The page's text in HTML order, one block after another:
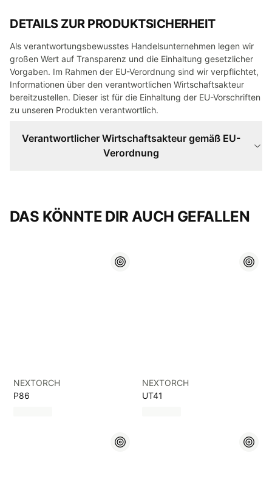
DETAILS ZUR PRODUKTSICHERHEIT
Als verantwortungsbewusstes Handelsunternehmen legen wir
großen Wert auf Transparenz und die Einhaltung gesetzlicher
Vorgaben. Im Rahmen der EU-Verordnung sind wir verpflichtet,
Informationen über den verantwortlichen Wirtschaftsakteur
bereitzustellen. Dieser ist für die Einhaltung der EU-Vorschriften
zu unseren Produkten verantwortlich.
Verantwortlicher Wirtschaftsakteur gemäß EU-
Verordnung
DAS KÖNNTE DIR AUCH GEFALLEN
NEXTORCH
P86
NEXTORCH
UT41